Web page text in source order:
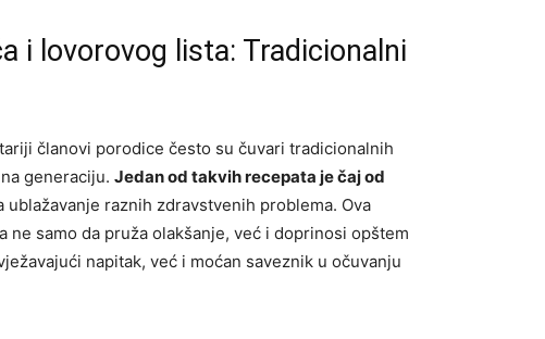
i lovorovog lista: Tradicionalni
članovi porodice često su čuvari tradicionalnih
generaciju. Jedan od takvih recepata je čaj od
ublažavanje raznih zdravstvenih problema. Ova
ne samo da pruža olakšanje, već i doprinosi opštem
napitak, već i moćan saveznik u očuvanju